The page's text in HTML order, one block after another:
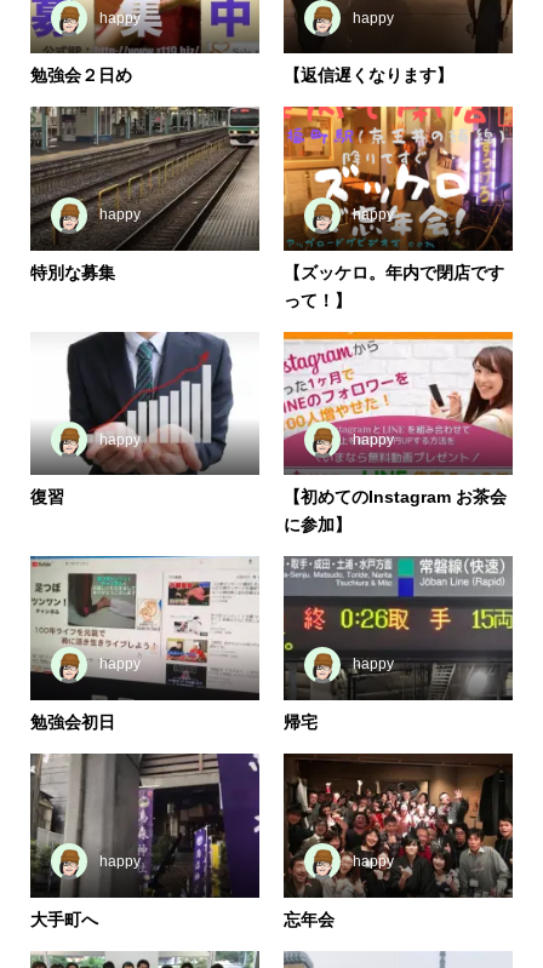
happy
勉強会２日め
happy
【返信遅くなります】
happy
特別な募集
happy
【ズッケロ。年内で閉店です
って！】
happy
復習
happy
【初めてのInstagram お茶会
に参加】
happy
勉強会初日
happy
帰宅
happy
大手町へ
happy
忘年会